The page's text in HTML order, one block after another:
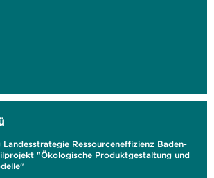
Ressourceneffizienz Baden-
"Ökologische Produktgestaltung und